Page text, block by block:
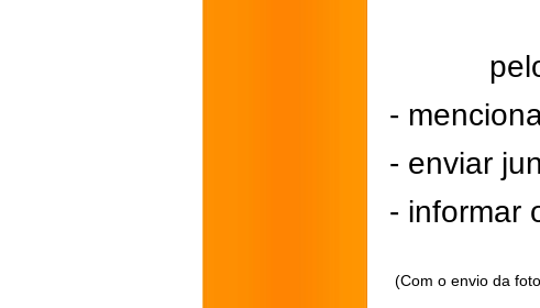
-
- enviar
- informar
(Com o envio da